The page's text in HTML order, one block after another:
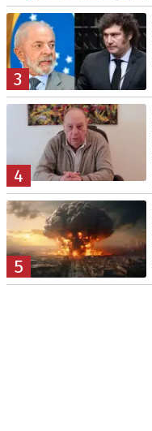
3
4
5